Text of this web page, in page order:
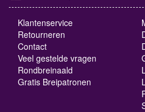
Klantenservice
Retourneren
Contact
Veel gestelde vragen
Rondbreinaald
Gratis Breipatronen